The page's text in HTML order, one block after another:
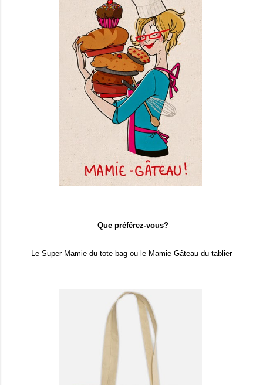
Que préférez-vous?
Le Super-Mamie du tote-bag ou le Mamie-Gâteau du tablier